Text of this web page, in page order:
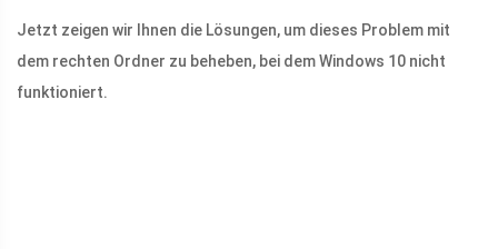
Jetzt zeigen wir Ihnen die Lösungen, um dieses Problem mit
dem rechten Ordner zu beheben, bei dem Windows 10 nicht
funktioniert.